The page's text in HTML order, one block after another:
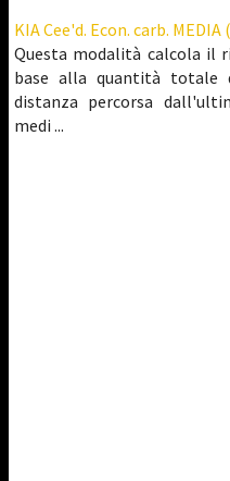
KIA Cee'd. Econ. carb.
Questa modalità calcola il
base alla quantità totale
distanza percorsa
medi ...